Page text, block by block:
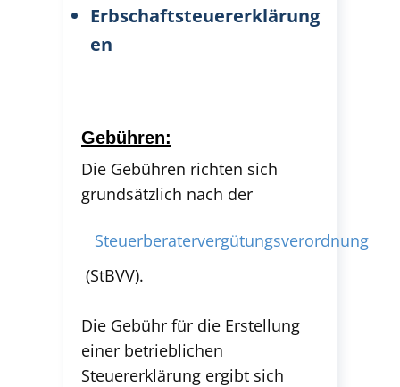
Erbschaftsteuererklärung
en
Gebühre​n:
Die Gebühren richten sich
grundsätzlich nach der
Steuerberatervergütungsverordnung
(StBVV).
Die Gebühr für die Erstellung
einer betrieblichen
Steuererklärung ergibt sich